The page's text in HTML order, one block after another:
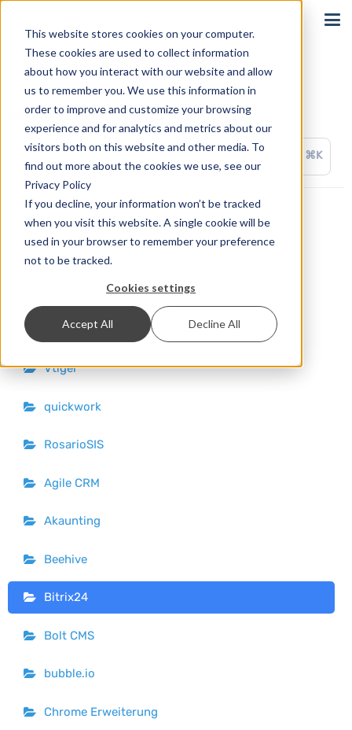
This website stores cookies on your computer.
These cookies are used to collect information
about how you interact with our website and allow
us to remember you. We use this information in
order to improve and customize your browsing
experience and for analytics and metrics about our
visitors both on this website and other media. To
find out more about the cookies we use, see our
Privacy Policy
If you decline, your information won’t be tracked
when you visit this website. A single cookie will be
used in your browser to remember your preference
not to be tracked.
Cookies settings
Accept All Decline All
Drittanbieter
⌘K
ActiveWorkflow
appypie Connect
OctoPrint
Vtiger
quickwork
RosarioSIS
Agile CRM
Akaunting
Beehive
Bitrix24
Bolt CMS
bubble.io
Chrome Erweiterung